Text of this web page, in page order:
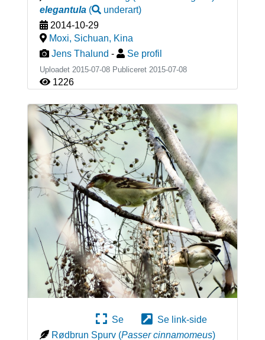
elegantula( underart)
2014-10-29
Moxi, Sichuan, Kina
Jens Thalund - Se profil
Uploadet 2015-07-08 Publiceret 2015-07-08
1226
Se
Se link-side
Rødbrun Spurv (Passer cinnamomeus)